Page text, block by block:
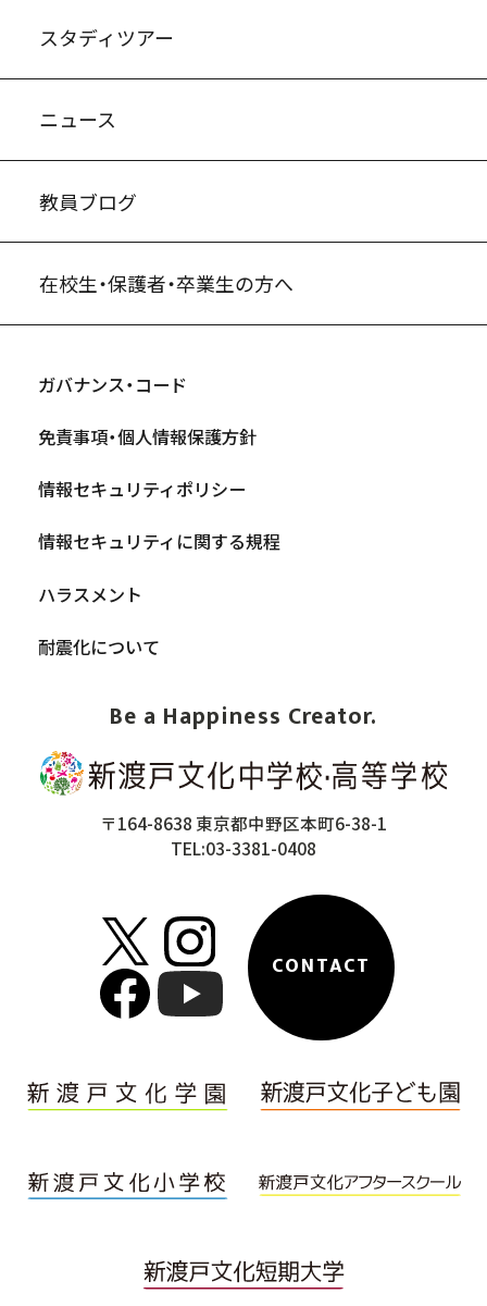
Be a Happiness Creator.
〒164-8638 東京都中野区本町6-38-1
TEL:03-3381-0408
CONTACT
スタディツアー
ニュース
教員ブログ
在校生・保護者・卒業生の方へ
ガバナンス・コード
免責事項・個人情報保護方針
情報セキュリティポリシー
情報セキュリティに関する規程
ハラスメント
耐震化について